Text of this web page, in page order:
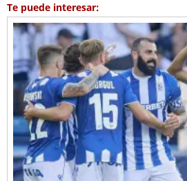
Te puede interesar: